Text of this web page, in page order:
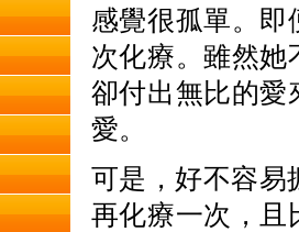
感覺很孤單。即
次化療。雖然她
卻付出無比的愛
愛。
可是，好不容易
再化療一次，且